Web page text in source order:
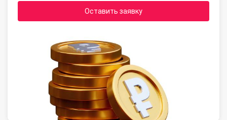
Оставить заявку